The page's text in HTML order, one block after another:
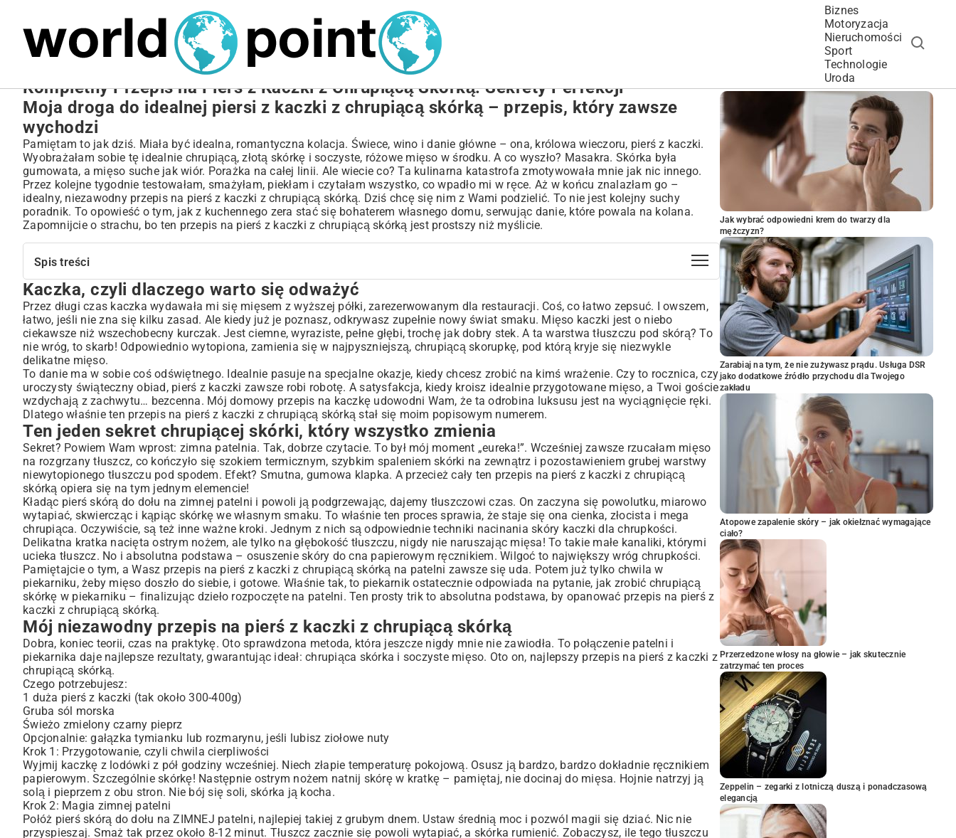
Biznes
Motoryzacja
Nieruchomości
Sport
Technologie
Uroda
NIERUCHOMOŚCI
Kompletny Przepis na Pierś z Kaczki z Chrupiącą Skórką: Sekrety Perfekcji
Moja droga do idealnej piersi z kaczki z chrupiącą skórką – przepis, który zawsze
wychodzi
Pamiętam to jak dziś. Miała być idealna, romantyczna kolacja. Świece, wino i danie główne – ona, królowa wieczoru, pierś z kaczki.
Wyobrażałam sobie tę idealnie chrupiącą, złotą skórkę i soczyste, różowe mięso w środku. A co wyszło? Masakra. Skórka była
gumowata, a mięso suche jak wiór. Porażka na całej linii. Ale wiecie co? Ta kulinarna katastrofa zmotywowała mnie jak nic innego.
Przez kolejne tygodnie testowałam, smażyłam, piekłam i czytałam wszystko, co wpadło mi w ręce. Aż w końcu znalazłam go –
idealny, niezawodny przepis na pierś z kaczki z chrupiącą skórką. Dziś chcę się nim z Wami podzielić. To nie jest kolejny suchy
poradnik. To opowieść o tym, jak z kuchennego zera stać się bohaterem własnego domu, serwując danie, które powala na kolana.
Zapomnijcie o strachu, bo ten przepis na pierś z kaczki z chrupiącą skórką jest prostszy niż myślicie.
Spis treści
Kaczka, czyli dlaczego warto się odważyć
Ten jeden sekret chrupiącej skórki, który wszystko zmienia
Mój niezawodny przepis na pierś z kaczki z chrupiącą skórką
Z czym to się je? Moje ulubione dodatki do kaczki
Najczęstsze pułapki i jak ich uniknąć (też w nie wpadałam!)
Teraz twoja kolej na mistrzostwo!
Kaczka, czyli dlaczego warto się odważyć
Przez długi czas kaczka wydawała mi się mięsem z wyższej półki, zarezerwowanym dla restauracji. Coś, co łatwo zepsuć. I owszem,
łatwo, jeśli nie zna się kilku zasad. Ale kiedy już je poznasz, odkrywasz zupełnie nowy świat smaku. Mięso kaczki jest o niebo
ciekawsze niż wszechobecny kurczak. Jest ciemne, wyraziste, pełne głębi, trochę jak dobry stek. A ta warstwa tłuszczu pod skórą? To
nie wróg, to skarb! Odpowiednio wytopiona, zamienia się w najpyszniejszą, chrupiącą skorupkę, pod którą kryje się niezwykle
delikatne mięso.
To danie ma w sobie coś odświętnego. Idealnie pasuje na specjalne okazje, kiedy chcesz zrobić na kimś wrażenie. Czy to rocznica, czy
uroczysty świąteczny obiad, pierś z kaczki zawsze robi robotę. A satysfakcja, kiedy kroisz idealnie przygotowane mięso, a Twoi goście
wzdychają z zachwytu… bezcenna. Mój domowy przepis na kaczkę udowodni Wam, że ta odrobina luksusu jest na wyciągnięcie ręki.
Dlatego właśnie ten przepis na pierś z kaczki z chrupiącą skórką stał się moim popisowym numerem.
Ten jeden sekret chrupiącej skórki, który wszystko zmienia
Sekret? Powiem Wam wprost: zimna patelnia. Tak, dobrze czytacie. To był mój moment „eureka!”. Wcześniej zawsze rzucałam mięso
na rozgrzany tłuszcz, co kończyło się szokiem termicznym, szybkim spaleniem skórki na zewnątrz i pozostawieniem grubej warstwy
niewytopionego tłuszczu pod spodem. Efekt? Smutna, gumowa klapka. A przecież cały ten przepis na pierś z kaczki z chrupiącą
skórką opiera się na tym jednym elemencie!
Kładąc pierś skórą do dołu na zimnej patelni i powoli ją podgrzewając, dajemy tłuszczowi czas. On zaczyna się powolutku, miarowo
wytapiać, skwiercząc i kąpiąc skórkę we własnym smaku. To właśnie ten proces sprawia, że staje się ona cienka, złocista i mega
chrupiąca. Oczywiście, są też inne ważne kroki. Jednym z nich są odpowiednie techniki nacinania skóry kaczki dla chrupkości.
Delikatna kratka nacięta ostrym nożem, ale tylko na głębokość tłuszczu, nigdy nie naruszając mięsa! To takie małe kanaliki, którymi
ucieka tłuszcz. No i absolutna podstawa – osuszenie skóry do cna papierowym ręcznikiem. Wilgoć to największy wróg chrupkości.
Pamiętajcie o tym, a Wasz przepis na pierś z kaczki z chrupiącą skórką na patelni zawsze się uda. Potem już tylko chwila w
piekarniku, żeby mięso doszło do siebie, i gotowe. Właśnie tak, to piekarnik ostatecznie odpowiada na pytanie, jak zrobić chrupiącą
skórkę w piekarniku – finalizując dzieło rozpoczęte na patelni. Ten prosty trik to absolutna podstawa, by opanować przepis na pierś z
kaczki z chrupiącą skórką.
Mój niezawodny przepis na pierś z kaczki z chrupiącą skórką
Dobra, koniec teorii, czas na praktykę. Oto sprawdzona metoda, która jeszcze nigdy mnie nie zawiodła. To połączenie patelni i
piekarnika daje najlepsze rezultaty, gwarantując ideał: chrupiąca skórka i soczyste mięso. Oto on, najlepszy przepis na pierś z kaczki z
chrupiącą skórką.
Czego potrzebujesz:
1 duża pierś z kaczki (tak około 300-400g)
Gruba sól morska
Świeżo zmielony czarny pieprz
Opcjonalnie: gałązka tymianku lub rozmarynu, jeśli lubisz ziołowe nuty
Krok 1: Przygotowanie, czyli chwila cierpliwości
Wyjmij kaczkę z lodówki z pół godziny wcześniej. Niech złapie temperaturę pokojową. Osusz ją bardzo, bardzo dokładnie ręcznikiem
papierowym. Szczególnie skórkę! Następnie ostrym nożem natnij skórę w kratkę – pamiętaj, nie docinaj do mięsa. Hojnie natrzyj ją
solą i pieprzem z obu stron. Nie bój się soli, skórka ją kocha.
Krok 2: Magia zimnej patelni
Połóż pierś skórą do dołu na ZIMNEJ patelni, najlepiej takiej z grubym dnem. Ustaw średnią moc i pozwól magii się dziać. Nic nie
przyspieszaj. Smaż tak przez około 8-12 minut. Tłuszcz zacznie się powoli wytapiać, a skórka rumienić. Zobaczysz, ile tego tłuszczu
POPULARNE ARTYKUŁY
Jak wybrać odpowiedni krem do twarzy dla
mężczyzn?
Zarabiaj na tym, że nie zużywasz prądu. Usługa DSR
jako dodatkowe źródło przychodu dla Twojego
zakładu
Atopowe zapalenie skóry – jak okiełznać wymagające
ciało?
Przerzedzone włosy na głowie – jak skutecznie
zatrzymać ten proces
Zeppelin – zegarki z lotniczą duszą i ponadczasową
elegancją